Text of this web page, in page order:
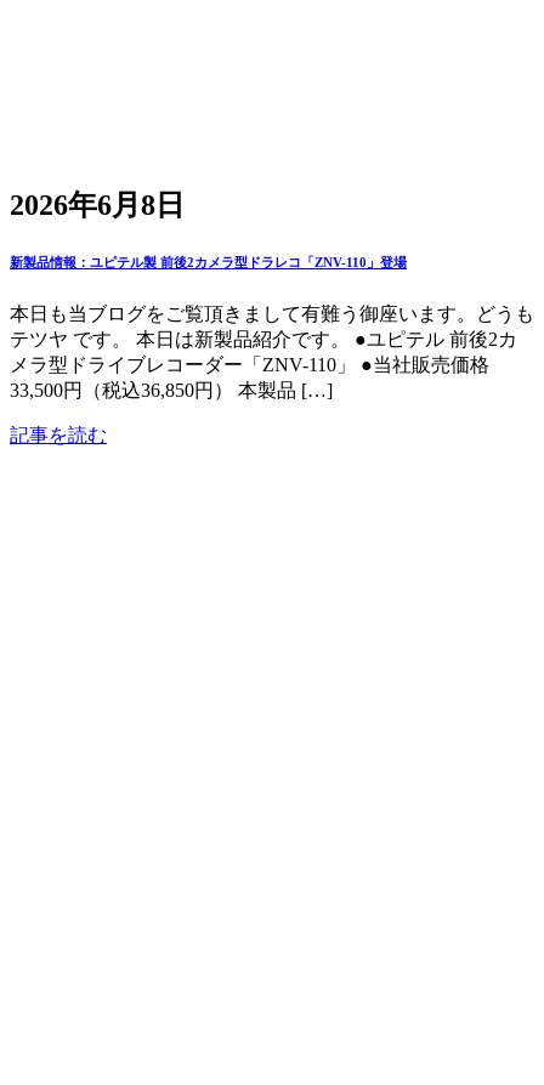
2026年6月8日
新製品情報：ユピテル製 前後2カメラ型ドラレコ「ZNV-110」登場
本日も当ブログをご覧頂きまして有難う御座います。どうも
テツヤ です。 本日は新製品紹介です。 ●ユピテル 前後2カ
メラ型ドライブレコーダー「ZNV-110」 ●当社販売価格
33,500円（税込36,850円） 本製品 […]
記事を読む